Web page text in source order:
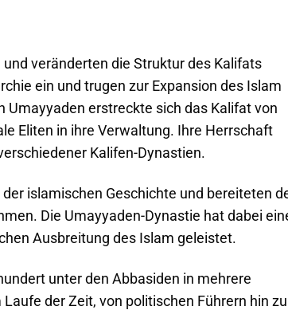
veränderten die Struktur des Kalifats
ein und trugen zur Expansion des Islam
Umayyaden erstreckte sich das Kalifat von
Eliten in ihre Verwaltung. Ihre Herrschaft
Kalifen-Dynastien.
islamischen Geschichte und bereiteten
Die Umayyaden-Dynastie hat dabei
Ausbreitung des Islam geleistet.
unter den Abbasiden in mehrere
der Zeit, von politischen Führern hin zu